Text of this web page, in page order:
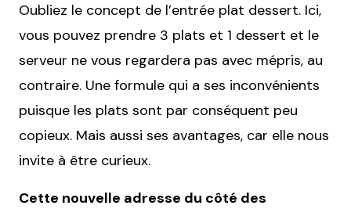
Oubliez le concept de l’entrée plat dessert. Ici,
vous pouvez prendre 3 plats et 1 dessert et le
serveur ne vous regardera pas avec mépris, au
contraire. Une formule qui a ses inconvénients
puisque les plats sont par conséquent peu
copieux. Mais aussi ses avantages, car elle nous
invite à être curieux.
Cette nouvelle adresse du côté des